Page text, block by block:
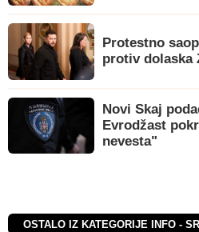
Protestno
protiv dolaska
Novi Skaj
Evrodžast
nevesta"
OSTALO IZ KATEGORIJE INFO -